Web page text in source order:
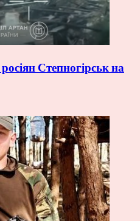
Степногірськ на